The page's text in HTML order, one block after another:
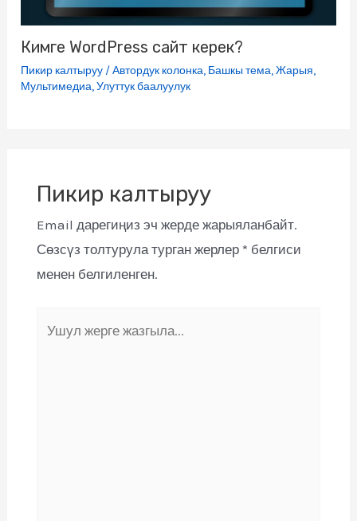
Кимге WordPress сайт керек?
Пикир калтыруу /Автордук колонка, Башкы тема,Жарыя,
Мультимедиа,Улуттук баалуулук
Пикир калтыруу
Email дарегиңиз эч жерде жарыяланбайт.
Сөзсүз толтурула турган жерлер * белгиси
менен белгиленген.